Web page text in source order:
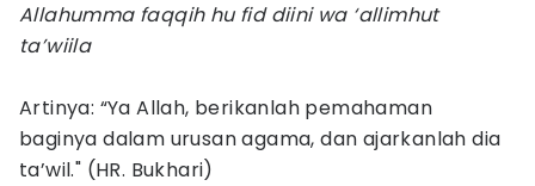
Allahumma faqqih hu fid diini wa ‘allimhut
ta’wiila
Artinya: “Ya Allah, berikanlah pemahaman
baginya dalam urusan agama, dan ajarkanlah dia
ta’wil." (HR. Bukhari)